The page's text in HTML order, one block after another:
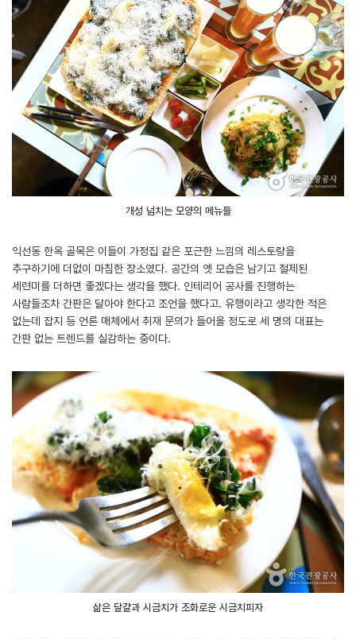
개성 넘치는 모양의 메뉴들
익선동 한옥 골목은 이들이 가정집 같은 포근한 느낌의 레스토랑을
추구하기에 더없이 마침한 장소였다. 공간의 옛 모습은 남기고 절제된
세련미를 더하면 좋겠다는 생각을 했다. 인테리어 공사를 진행하는
사람들조차 간판은 달아야 한다고 조언을 했다고. 유행이라고 생각한 적은
없는데 잡지 등 언론 매체에서 취재 문의가 들어올 정도로 세 명의 대표는
간판 없는 트렌드를 실감하는 중이다.
삶은 달걀과 시금치가 조화로운 시금치피자